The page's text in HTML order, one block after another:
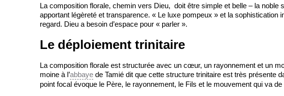
La composition florale, chemin vers Dieu, doit être simple et belle – la noble
apportant légèreté et transparence. « Le luxe pompeux » et la sophistication
regard. Dieu a besoin d’espace pour « parler ».
Le déploiement trinitaire
La composition florale est structurée avec un cœur, un rayonnement et un
moine à l’abbaye de Tamié dit que cette structure trinitaire est très présente
point focal évoque le Père, le rayonnement, le Fils et le mouvement qui va de